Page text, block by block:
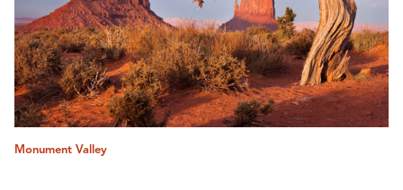
Monument Valley